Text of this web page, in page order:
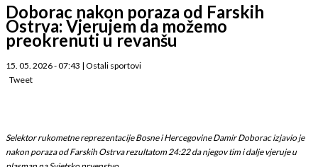
Doborac nakon poraza od Farskih
Ostrva: Vjerujem da možemo
preokrenuti u revanšu
15. 05. 2026 - 07:43 | Ostali sportovi
Tweet
Selektor rukometne reprezentacije Bosne i Hercegovine Damir Doborac izjavio je
nakon poraza od Farskih Ostrva rezultatom 24:22 da njegov tim i dalje vjeruje u